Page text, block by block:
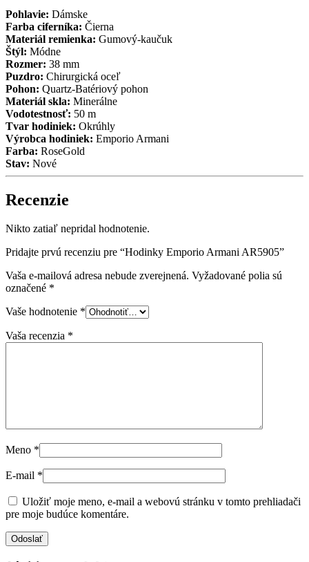
Pohlavie: Dámske
Farba ciferníka: Čierna
Materiál remienka: Gumový-kaučuk
Štýl: Módne
Rozmer: 38 mm
Puzdro: Chirurgická oceľ
Pohon: Quartz-Batériový pohon
Materiál skla: Minerálne
Vodotestnosť: 50 m
Tvar hodiniek: Okrúhly
Výrobca hodiniek: Emporio Armani
Farba: RoseGold
Stav: Nové
Recenzie
Nikto zatiaľ nepridal hodnotenie.
Pridajte prvú recenziu pre “Hodinky Emporio Armani AR5905”
Vaša e-mailová adresa nebude zverejnená. Vyžadované polia sú
označené *
Vaše hodnotenie *
Vaša recenzia *
Meno *
E-mail *
Uložiť moje meno, e-mail a webovú stránku v tomto prehliadači
pre moje budúce komentáre.